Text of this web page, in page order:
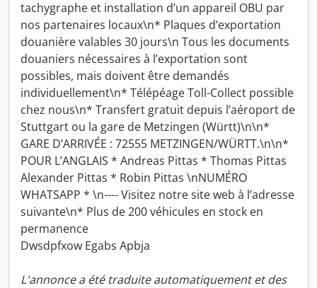
tachygraphe et installation d’un appareil OBU par
nos partenaires locaux\n* Plaques d’exportation
douanière valables 30 jours\n Tous les documents
douaniers nécessaires à l’exportation sont
possibles, mais doivent être demandés
individuellement\n* Télépéage Toll-Collect possible
chez nous\n* Transfert gratuit depuis l’aéroport de
Stuttgart ou la gare de Metzingen (Württ)\n\n*
GARE D’ARRIVÉE : 72555 METZINGEN/WÜRTT.\n\n*
POUR L’ANGLAIS * Andreas Pittas * Thomas Pittas
Alexander Pittas * Robin Pittas \nNUMÉRO
WHATSAPP * \n---- Visitez notre site web à l’adresse
suivante\n* Plus de 200 véhicules en stock en
permanence
Dwsdpfxow Egabs Apbja
L'annonce a été traduite automatiquement et des